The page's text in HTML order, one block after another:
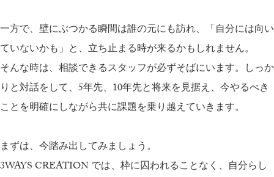
一方で、壁にぶつかる瞬間は誰の元にも訪れ、「自分には向い
ていないかも」と、立ち止まる時が来るかもしれません。
そんな時は、相談できるスタッフが必ずそばにいます。しっか
りと対話をして、5年先、10年先と将来を見据え、今やるべき
ことを明確にしながら共に課題を乗り越えていきます。
まずは、今踏み出してみましょう。
3WAYS CREATION では、枠に囚われることなく、自分らし